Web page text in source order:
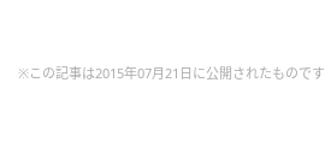
※この記事は2015年07月21日に公開されたものです